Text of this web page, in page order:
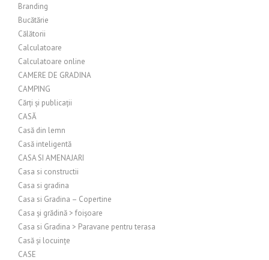
Branding
Bucătărie
Călătorii
Calculatoare
Calculatoare online
CAMERE DE GRADINA
CAMPING
Cărți și publicații
CASĂ
Casă din lemn
Casă inteligentă
CASA SI AMENAJARI
Casa si constructii
Casa si gradina
Casa si Gradina – Copertine
Casa și grădină > foișoare
Casa si Gradina > Paravane pentru terasa
Casă și locuințe
CASE